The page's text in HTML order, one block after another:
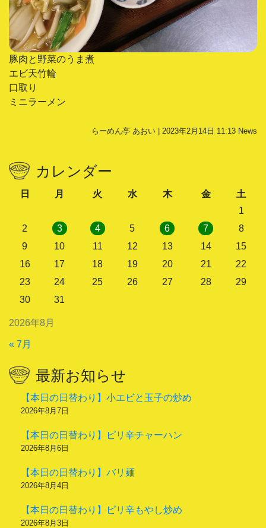
豚肉と野菜のうま煮
エビ天竹輪
口取り
ミニラーメン
らーめん亭 あおい | 2023年2月14日 11:13 News
カレンダー
2026年8月
日 月 火 水 木 金
土
1
2
3 4 5 6 7
8
9
10 11 12 13 14
15
16
17 18 19 20 21
22
23
24 25 26 27 28
29
30
31
« 7月
最新お知らせ
【本日の日替わり】小エビと玉子の炒め
2026年8月7日
【本日の日替わり】ピリ辛チャーハン
2026年8月6日
【本日の日替わり】バリ麺
2026年8月4日
【本日の日替わり】ピリ辛もやし炒め
2026年8月3日